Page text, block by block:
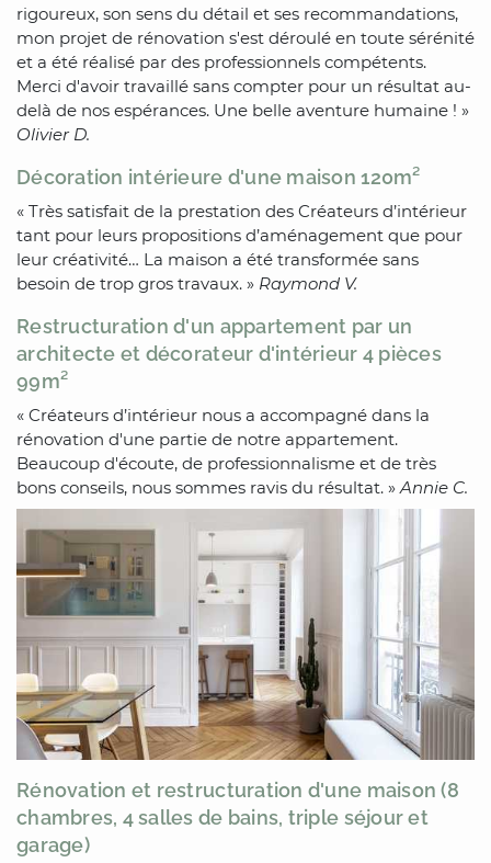
rigoureux, son sens du détail et ses recommandations,
mon projet de rénovation s'est déroulé en toute sérénité
et a été réalisé par des professionnels compétents.
Merci d'avoir travaillé sans compter pour un résultat au-
delà de nos espérances. Une belle aventure humaine ! »
Olivier D.
Décoration intérieure d'une maison 120m²
« Très satisfait de la prestation des Créateurs d’intérieur
tant pour leurs propositions d’aménagement que pour
leur créativité… La maison a été transformée sans
besoin de trop gros travaux. » Raymond V.
Restructuration d'un appartement par un
architecte et décorateur d'intérieur 4 pièces
99m²
« Créateurs d’intérieur nous a accompagné dans la
rénovation d'une partie de notre appartement.
Beaucoup d'écoute, de professionnalisme et de très
bons conseils, nous sommes ravis du résultat. »Annie C.
Rénovation et restructuration d'une maison (8
chambres, 4 salles de bains, triple séjour et
garage)